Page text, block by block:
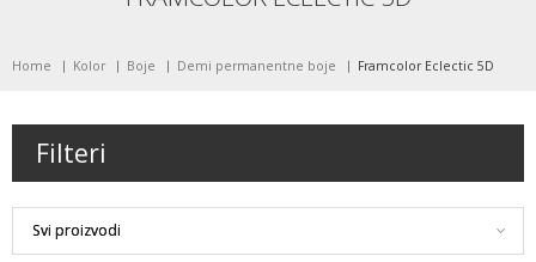
Home Kolor Boje Demi permanentne boje Framcolor Eclectic 5D
Filteri